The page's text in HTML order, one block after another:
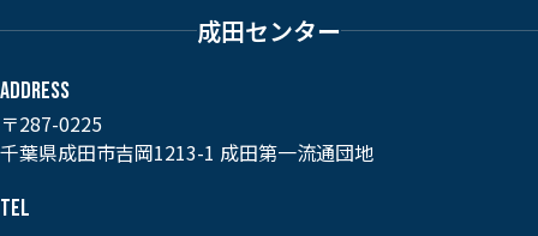
成田センター
ADDRESS
〒287-0225
千葉県成田市吉岡1213-1 成田第一流通団地
TEL